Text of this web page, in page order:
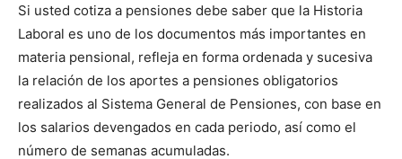
Si usted cotiza a pensiones debe saber que la Historia
Laboral es uno de los documentos más importantes en
materia pensional, refleja en forma ordenada y sucesiva
la relación de los aportes a pensiones obligatorios
realizados al Sistema General de Pensiones, con base en
los salarios devengados en cada periodo, así como el
número de semanas acumuladas.